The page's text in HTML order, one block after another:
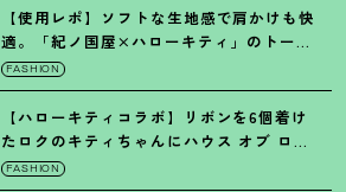
【使用レポ】ソフトな生地感で肩かけも快
適。「紀ノ国屋×ハローキティ」のトート
がガシガシ使えて最高です
FASHION
【ハローキティコラボ】リボンを6個着け
たロクのキティちゃんにハウス オブ ロー
ゼの限定パケも
FASHION